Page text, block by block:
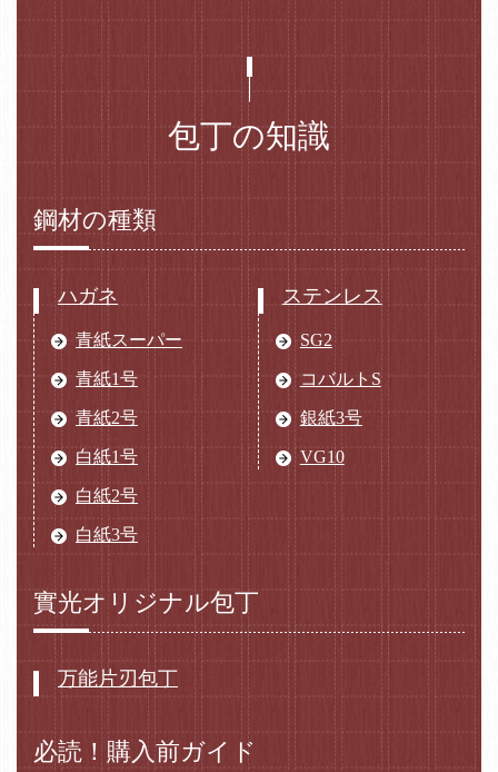
包丁の知識
鋼材の種類
ハガネ
青紙スーパー
青紙1号
青紙2号
白紙1号
白紙2号
白紙3号
ステンレス
SG2
コバルトS
銀紙3号
VG10
實光オリジナル包丁
万能片刃包丁
必読！購入前ガイド